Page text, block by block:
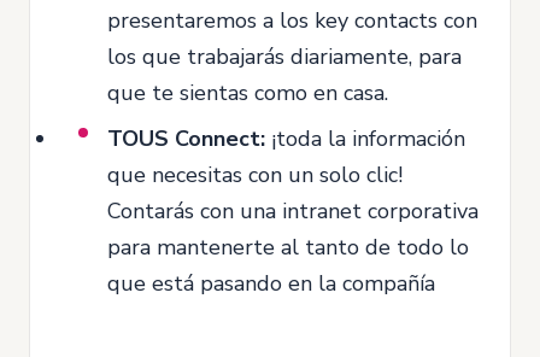
presentaremos a los key contacts con
los que trabajarás diariamente, para
que te sientas como en casa.
TOUS Connect: ¡toda la información
que necesitas con un solo clic!
Contarás con una intranet corporativa
para mantenerte al tanto de todo lo
que está pasando en la compañía